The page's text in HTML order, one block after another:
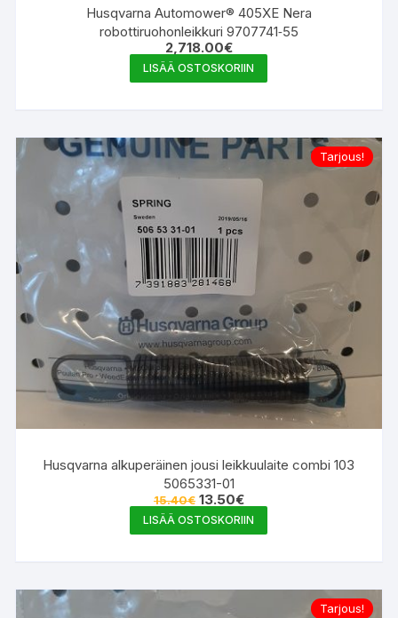
Husqvarna Automower® 405XE Nera
robottiruohonleikkuri 9707741‑55
2,718.00€
LISÄÄ OSTOSKORIIN
Tarjous!
Husqvarna alkuperäinen jousi leikkuulaite combi 103
5065331-01
15.40€ Alkuperäinen
hinta
oli:
15.40€.
13.50€Nykyinen
hinta
on:
13.50€.
LISÄÄ OSTOSKORIIN
Tarjous!